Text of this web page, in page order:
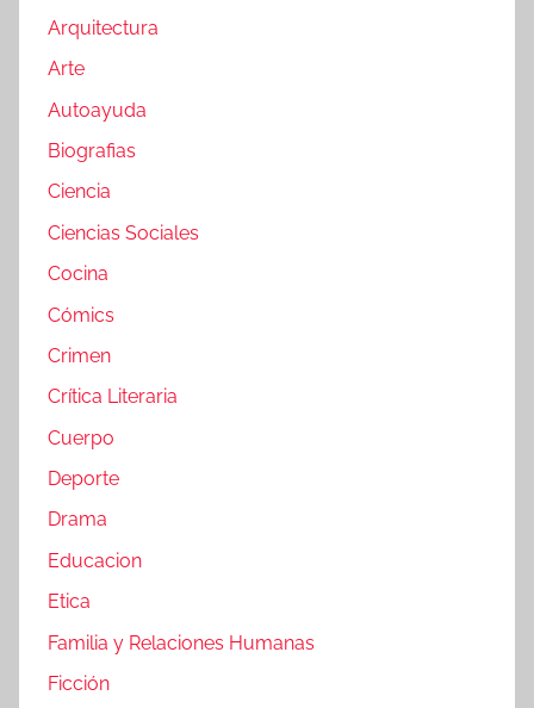
Arquitectura
Arte
Autoayuda
Biografias
Ciencia
Ciencias Sociales
Cocina
Cómics
Crimen
Crítica Literaria
Cuerpo
Deporte
Drama
Educacion
Etica
Familia y Relaciones Humanas
Ficción